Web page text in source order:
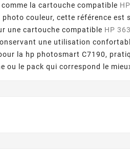
la cartouche compatible
couleur, cette référence est
une cartouche compatible HP
une utilisation
la hp photosmart C7190,
ou le pack qui correspond le